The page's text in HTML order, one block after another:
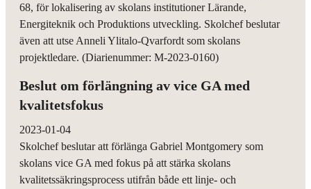
68, för lokalisering av skolans institutioner Lärande,
Energiteknik och Produktions utveckling. Skolchef beslutar
även att utse Anneli Ylitalo-Qvarfordt som skolans
projektledare. (Diarienummer: M-2023-0160)
Beslut om förlängning av vice GA med
kvalitetsfokus
2023-01-04
Skolchef beslutar att förlänga Gabriel Montgomery som
skolans vice GA med fokus på att stärka skolans
kvalitetssäkringsprocess utifrån både ett linje- och